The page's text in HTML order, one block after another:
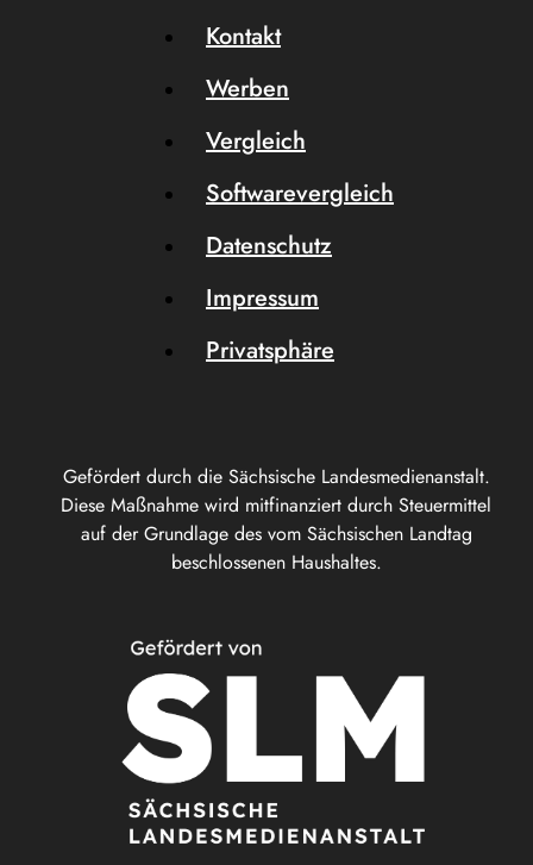
Gefördert durch die Sächsische Landesmedienanstalt.
Diese Maßnahme wird mitfinanziert durch Steuermittel
auf der Grundlage des vom Sächsischen Landtag
beschlossenen Haushaltes.
Kontakt
Werben
Vergleich
Softwarevergleich
Datenschutz
Impressum
Privatsphäre